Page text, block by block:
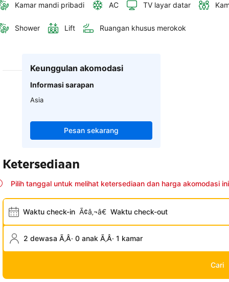
Kamar mandi pribadi AC TV layar datar
Shower Lift Ruangan khusus merokok
Keunggulan akomodasi
Informasi sarapan
Asia
Pesan sekarang
Ketersediaan
Pilih tanggal untuk melihat ketersediaan dan harga akomodasi ini
Waktu check-in Ã¢â‚¬â€ Waktu check-out
2 dewasa Ã‚Â· 0 anak Ã‚Â· 1 kamar
Cari